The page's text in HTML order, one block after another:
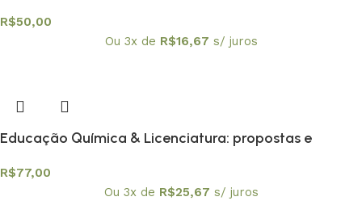
R$50,00
Ou 3x de R$16,67 s/ juros
Educação Química & Licenciatura: propostas e
R$77,00
Ou 3x de R$25,67 s/ juros